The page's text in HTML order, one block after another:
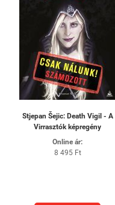
Stjepan Šejic: Death Vigil - A
Virrasztók képregény
Online ár:
8 495 Ft